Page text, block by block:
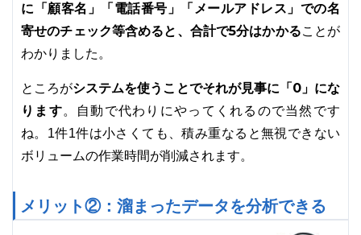
に「顧客名」「電話番号」「メールアドレス」での名
寄せのチェック等含めると、合計で5分はかかることが
わかりました。
ところがシステムを使うことでそれが見事に「0」にな
ります。自動で代わりにやってくれるので当然です
ね。1件1件は小さくても、積み重なると無視できない
ボリュームの作業時間が削減されます。
メリット②：溜まったデータを分析できる